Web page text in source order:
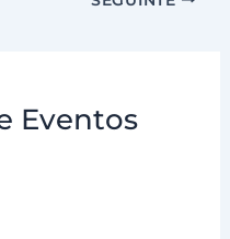
Eventos